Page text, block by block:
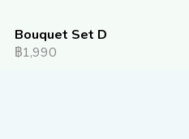
Bouquet Set D
฿1,990